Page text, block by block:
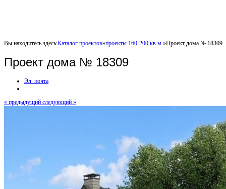
Вы находитесь здесь:Каталог проектов»проекты 160-200 кв.м. »Проект дома № 18309
Проект дома № 18309
Эл. почта
« предыдущий следующий »